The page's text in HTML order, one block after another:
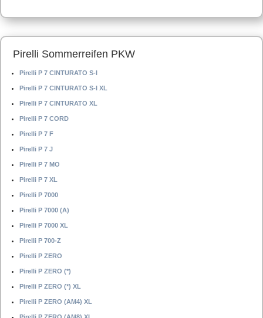
Pirelli Sommerreifen PKW
Pirelli P 7 CINTURATO S-I
Pirelli P 7 CINTURATO S-I XL
Pirelli P 7 CINTURATO XL
Pirelli P 7 CORD
Pirelli P 7 F
Pirelli P 7 J
Pirelli P 7 MO
Pirelli P 7 XL
Pirelli P 7000
Pirelli P 7000 (A)
Pirelli P 7000 XL
Pirelli P 700-Z
Pirelli P ZERO
Pirelli P ZERO (*)
Pirelli P ZERO (*) XL
Pirelli P ZERO (AM4) XL